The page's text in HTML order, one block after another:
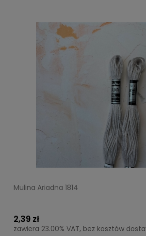
Mulina Ariadna 1814
2,39 zł
zawiera 23.00% VAT, bez kosztów